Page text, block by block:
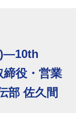
役・営業
部 佐久間